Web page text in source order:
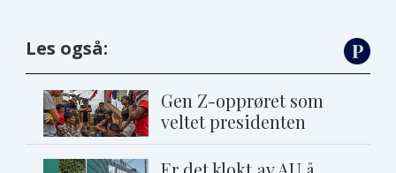
Les også:
Gen Z-opprøret som
veltet presidenten